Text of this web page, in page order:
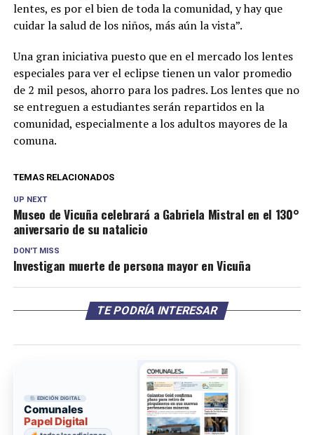
lentes, es por el bien de toda la comunidad, y hay que
cuidar la salud de los niños, más aún la vista”.
Una gran iniciativa puesto que en el mercado los lentes
especiales para ver el eclipse tienen un valor promedio
de 2 mil pesos, ahorro para los padres. Los lentes que no
se entreguen a estudiantes serán repartidos en la
comunidad, especialmente a los adultos mayores de la
comuna.
TEMAS RELACIONADOS
UP NEXT
Museo de Vicuña celebrará a Gabriela Mistral en el 130°
aniversario de su natalicio
DON'T MISS
Investigan muerte de persona mayor en Vicuña
TE PODRÍA INTERESAR
EDICIÓN DIGITAL
Comunales
Papel Digital